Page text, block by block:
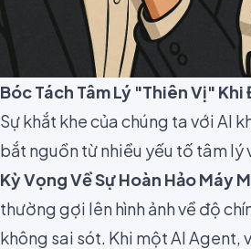
Bóc Tách Tâm Lý "Thiên Vị" Khi
Sự khắt khe của chúng ta với AI
bắt nguồn từ nhiều yếu tố tâm lý
Kỳ Vọng Về Sự Hoàn Hảo Máy
thường gợi lên hình ảnh về độ
không sai sót. Khi một AI Agent,